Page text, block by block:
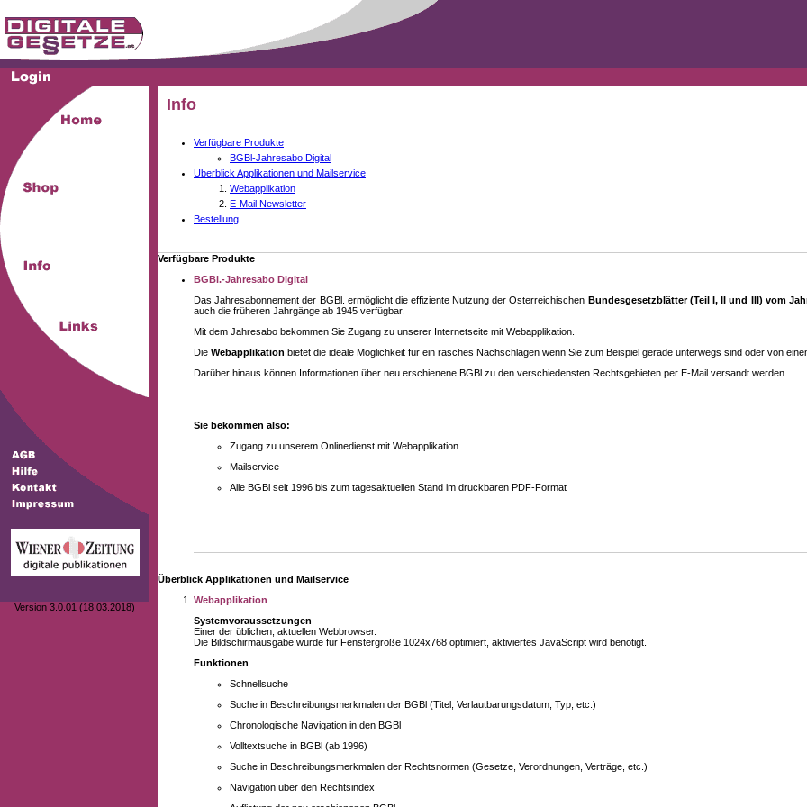
Version 3.0.01 (18.03.2018)
Info
Verfügbare Produkte
BGBl-Jahresabo Digital
Überblick Applikationen und Mailservice
Webapplikation
E-Mail Newsletter
Bestellung
Verfügbare Produkte
BGBl.-Jahresabo Digital
Das Jahresabonnement der BGBl. ermöglicht die effiziente Nutzung der Österreichischen Bundesgesetzblätter (Teil I, II und III) vom
auch die früheren Jahrgänge ab 1945 verfügbar.
Mit dem Jahresabo bekommen Sie Zugang zu unserer Internetseite mit Webapplikation.
Die Webapplikation bietet die ideale Möglichkeit für ein rasches Nachschlagen wenn Sie zum Beispiel gerade unterwegs sind oder von
Darüber hinaus können Informationen über neu erschienene BGBl zu den ver­schieden­sten Rechtsgebieten per E-Mail versandt werden.
Sie bekommen also:
Zugang zu unserem Onlinedienst mit Webapplikation
Mailservice
Alle BGBl seit 1996 bis zum tagesaktuellen Stand im druckbaren PDF-Format
Überblick Applikationen und Mailservice
Webapplikation
Systemvoraussetzungen
Einer der üblichen, aktuellen Webbrowser.
Die Bildschirmausgabe wurde für Fenstergröße 1024x768 optimiert, aktiviertes JavaScript wird benötigt.
Funktionen
Schnellsuche
Suche in Beschreibungsmerkmalen der BGBl (Titel, Verlautbarungsdatum, Typ, etc.)
Chronologische Navigation in den BGBl
Volltextsuche in BGBl (ab 1996)
Suche in Beschreibungsmerkmalen der Rechtsnormen (Gesetze, Verordnungen, Verträge, etc.)
Navigation über den Rechtsindex